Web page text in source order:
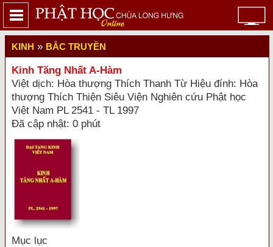
KINH » BẮC TRUYỀN
Kinh Tăng Nhất A-Hàm
Việt dịch: Hòa thượng Thích Thanh Từ Hiệu đính: Hòa
thượng Thích Thiện Siêu Viện Nghiên cứu Phật học
Việt Nam PL 2541 - TL 1997
Đã cập nhật: 0 phút
Mục lục